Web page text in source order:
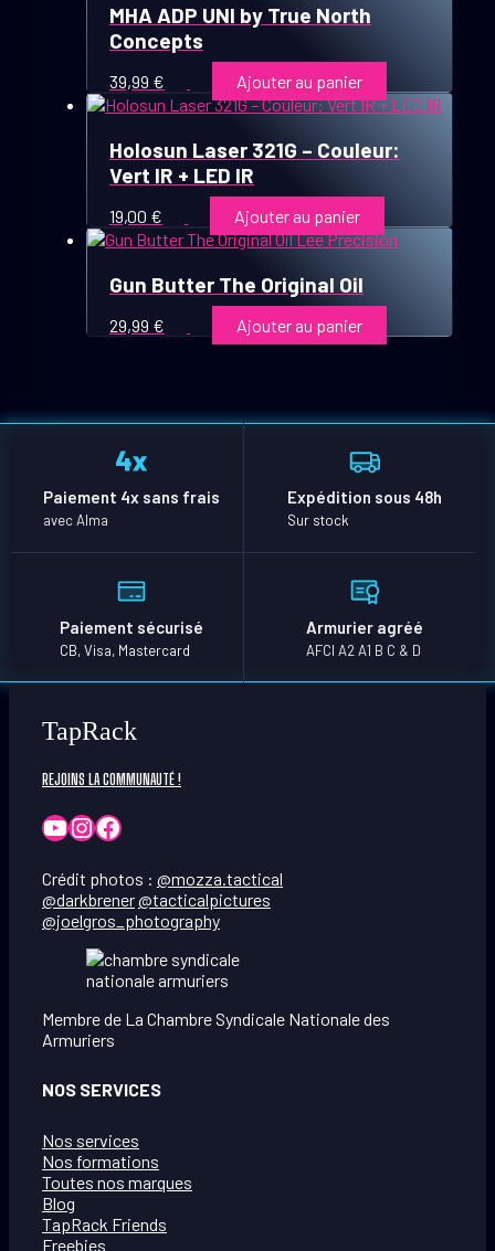
MHA ADP UNI by True North
Concepts
39,99 € Ajouter au panier
Holosun Laser 321G – Couleur:
Vert IR + LED IR
19,00 € Ajouter au panier
Gun Butter The Original Oil
29,99 € Ajouter au panier
Paiement 4x sans frais
avec Alma
Expédition sous 48h
Sur stock
Paiement sécurisé
CB, Visa, Mastercard
Armurier agréé
AFCI A2 A1 B C & D
TapRack
REJOINS LA COMMUNAUTÉ !
YouTube
Instagram
Facebook
Crédit photos : @mozza.tactical
@darkbrener@tacticalpictures
@joelgros_photography
Membre de La Chambre Syndicale Nationale des
Armuriers
NOS SERVICES
Nos services
Nos formations
Toutes nos marques
Blog
TapRack Friends
Freebies